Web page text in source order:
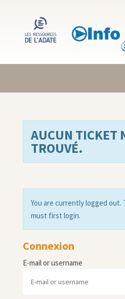
AUCUN TICKET
TROUVÉ.
You are currently logged out.
must first login.
Connexion
E-mail or username